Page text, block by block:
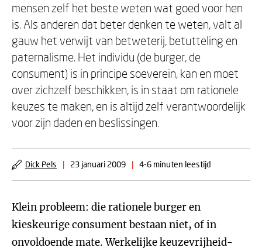
mensen zelf het beste weten wat goed voor hen
is. Als anderen dat beter denken te weten, valt al
gauw het verwijt van betweterij, betutteling en
paternalisme. Het individu (de burger, de
consument) is in principe soeverein, kan en moet
over zichzelf beschikken, is in staat om rationele
keuzes te maken, en is altijd zelf verantwoordelijk
voor zijn daden en beslissingen.
Dick Pels | 23 januari 2009 | 4-6 minuten leestijd
Klein probleem: die rationele burger en
kieskeurige consument bestaan niet, of in
onvoldoende mate. Werkelijke keuzevrijheid-